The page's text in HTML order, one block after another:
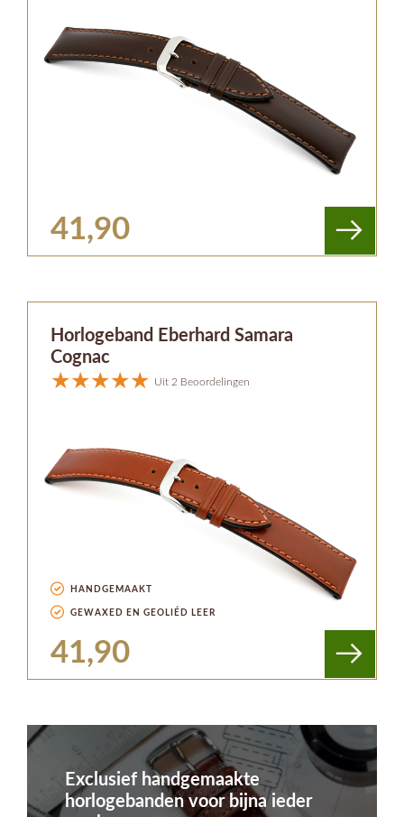
41,90
Horlogeband Eberhard Samara
Cognac
Uit 2 Beoordelingen
HANDGEMAAKT
GEWAXED EN GEOLIÉD LEER
41,90
Exclusief handgemaakte
horlogebanden voor bijna ieder